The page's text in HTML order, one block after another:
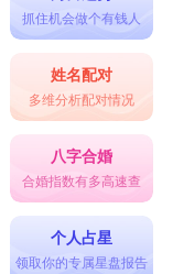
抓住机会做个有钱人
姓名配对
多维分析配对情况
八字合婚
合婚指数有多高速查
个人占星
领取你的专属星盘报告